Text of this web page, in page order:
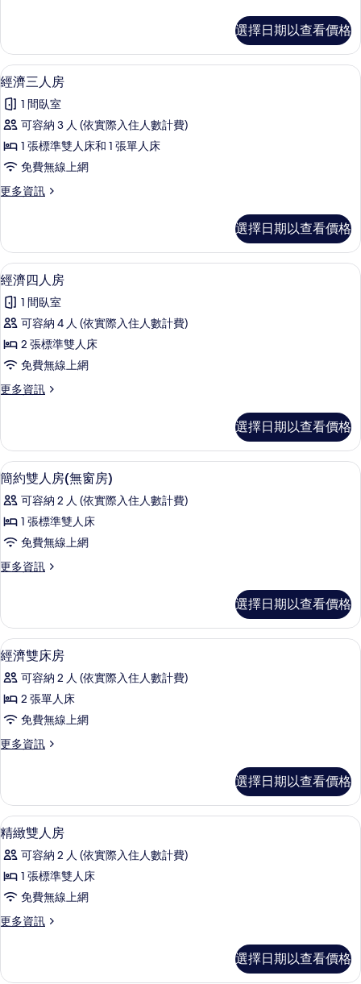
所
有
相
片
雙
人
房
詳
情
選擇日期以查看價格
顯
示
經
濟
三
房
所
有
相
片
4
經濟三人房
1 間臥室
可容納 3 人 (依實際入住人數計費)
1 張標準雙人床和 1 張單人床
免費無線上網
更多資訊
更
三
人
房
詳
情
選擇日期以查看價格
顯
示
經
濟
四
房
所
有
相
片
1
經濟四人房
1 間臥室
可容納 4 人 (依實際入住人數計費)
2 張標準雙人床
免費無線上網
更多資訊
更
四
人
房
詳
情
選擇日期以查看價格
顯
示
簡
約
人
(無
窗
房)
的
所
有
相
4
簡約雙人房(無窗房)
可容納 2 人 (依實際入住人數計費)
1 張標準雙人床
免費無線上網
更多資訊
更
雙
人
房
窗
房)
詳
情
選擇日期以查看價格
顯
示
經
濟
床
的
所
有
相
片
5
經濟雙床房
可容納 2 人 (依實際入住人數計費)
2 張單人床
免費無線上網
更多資訊
更
雙
床
房
詳
情
選擇日期以查看價格
顯
示
精
緻
人
的
7
精緻雙人房
可容納 2 人 (依實際入住人數計費)
1 張標準雙人床
免費無線上網
更多資訊
更
雙
選擇日期以查看價格